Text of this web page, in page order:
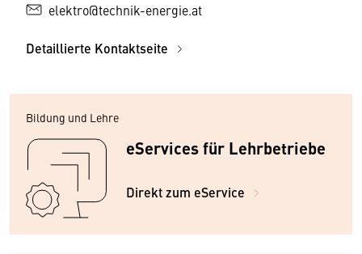
elektro@technik-energie.at
Detaillierte Kontaktseite
Bildung und Lehre
eServices für Lehrbetriebe
Direkt zum eService